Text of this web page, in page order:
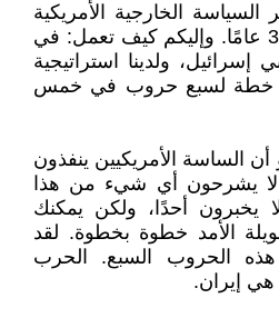
الخارجية الأمريكية
في الشرق الأوسط منذ 30 عامًا. وإليكم كيف تعمل: في
إسرائيل، ولدينا استراتيجية
خطة لسبع حروب في خمس
أن الساسة الأمريكيين ينفذون
لا يشرحون أي شيء من هذا
يخبرون أحدًا، ولكن يمكنك
الأمد خطوة بخطوة. لقد
الحروب السبع. الحرب
هي إيران.